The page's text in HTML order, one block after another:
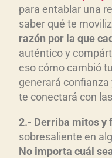
para entablar una
saber qué te
razón por la que
auténtico y
eso cómo cambió
generará
te conectará con
2.- Derriba mitos y
sobresaliente en
No importa cuál